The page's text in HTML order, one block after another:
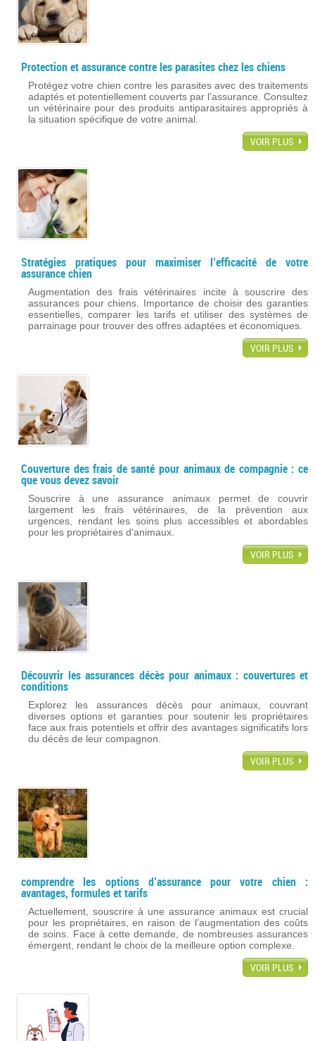
Protection et assurance contre les parasites chez les chiens
Protégez votre chien contre les parasites avec des traitements
adaptés et potentiellement couverts par l’assurance. Consultez
un vétérinaire pour des produits antiparasitaires appropriés à
la situation spécifique de votre animal.
VOIR PLUS
Stratégies pratiques pour maximiser l’efficacité de votre
assurance chien
Augmentation des frais vétérinaires incite à souscrire des
assurances pour chiens. Importance de choisir des garanties
essentielles, comparer les tarifs et utiliser des systèmes de
parrainage pour trouver des offres adaptées et économiques.
VOIR PLUS
Couverture des frais de santé pour animaux de compagnie : ce
que vous devez savoir
Souscrire à une assurance animaux permet de couvrir
largement les frais vétérinaires, de la prévention aux
urgences, rendant les soins plus accessibles et abordables
pour les propriétaires d’animaux.
VOIR PLUS
Découvrir les assurances décès pour animaux : couvertures et
conditions
Explorez les assurances décès pour animaux, couvrant
diverses options et garanties pour soutenir les propriétaires
face aux frais potentiels et offrir des avantages significatifs lors
du décès de leur compagnon.
VOIR PLUS
comprendre les options d’assurance pour votre chien :
avantages, formules et tarifs
Actuellement, souscrire à une assurance animaux est crucial
pour les propriétaires, en raison de l’augmentation des coûts
de soins. Face à cette demande, de nombreuses assurances
émergent, rendant le choix de la meilleure option complexe.
VOIR PLUS